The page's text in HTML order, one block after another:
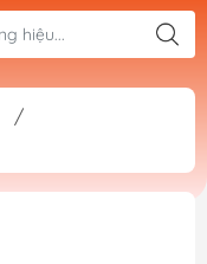
/